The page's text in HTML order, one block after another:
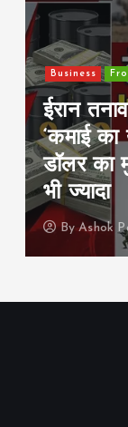
Front इंडिया
परिसीमन
हलचल:
चुनावी
ByAshok